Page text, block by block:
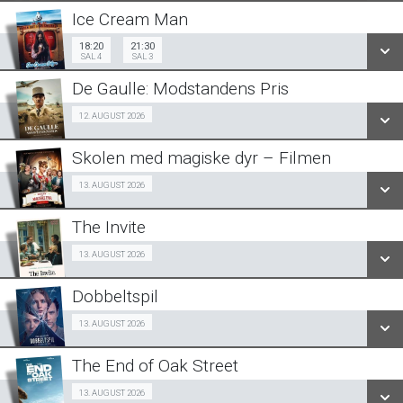
LÆS MERE
SE ALLE DAGE
LÆS MERE
Ice Cream Man
18:20
SAL 4
21:30
SAL 3
Sal 4 18:20 Sal 3
SE ALLE DAGE
LÆS MERE
De Gaulle: Modstandens Pris
12. AUGUST 2026Ældre sagen 12/08
SE ALLE DAGE
LÆS MERE
Skolen med magiske dyr – Filmen
13. AUGUST 2026
SE ALLE DAGE
LÆS MERE
The Invite
13. AUGUST 2026
SE ALLE DAGE
LÆS MERE
Dobbeltspil
13. AUGUST 2026
SE ALLE DAGE
The End of Oak Street
13. AUGUST 2026